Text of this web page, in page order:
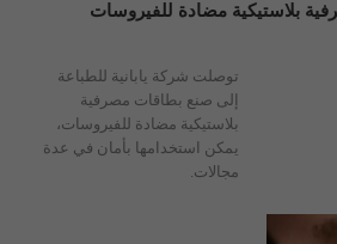
بلاستيكية مضادة للفيروسات
توصلت شركة يابانية للطباعة
إلى صنع بطاقات مصرفية
بلاستيكية مضادة للفيروسات،
يمكن استخدامها بأمان في عدة
مجالات.